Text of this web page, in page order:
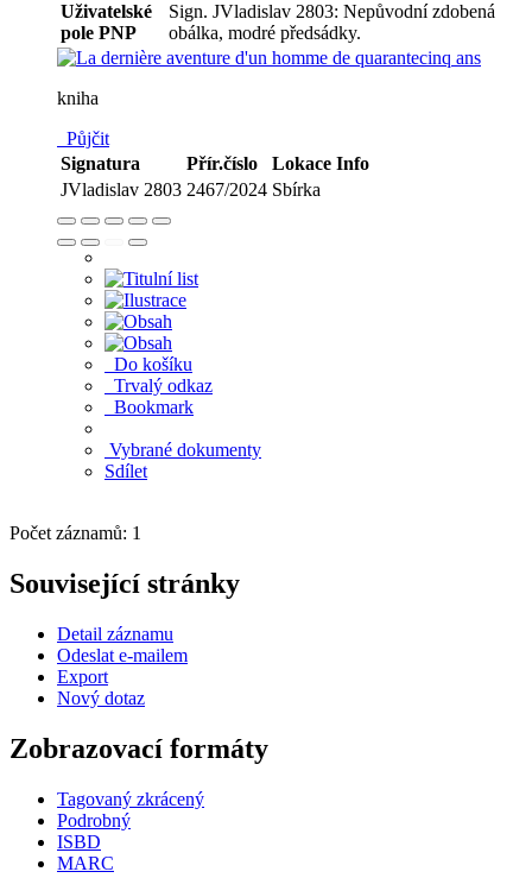
Uživatelské
pole PNP
Sign. JVladislav 2803: Nepůvodní zdobená
obálka, modré předsádky.
kniha
Půjčit
Signatura
Přír.číslo Lokace Info
JVladislav 2803 2467/2024 Sbírka
Do košíku
Trvalý odkaz
Bookmark
Vybrané dokumenty
Sdílet
Počet záznamů: 1
Související stránky
Detail záznamu
Odeslat e-mailem
Export
Nový dotaz
Zobrazovací formáty
Tagovaný zkrácený
Podrobný
ISBD
MARC